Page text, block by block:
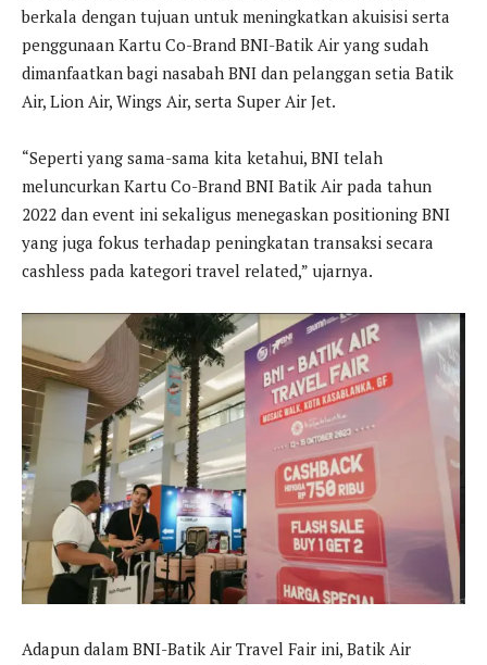
berkala dengan tujuan untuk meningkatkan akuisisi serta
penggunaan Kartu Co-Brand BNI-Batik Air yang sudah
dimanfaatkan bagi nasabah BNI dan pelanggan setia Batik
Air, Lion Air, Wings Air, serta Super Air Jet.
“Seperti yang sama-sama kita ketahui, BNI telah
meluncurkan Kartu Co-Brand BNI Batik Air pada tahun
2022 dan event ini sekaligus menegaskan positioning BNI
yang juga fokus terhadap peningkatan transaksi secara
cashless pada kategori travel related,” ujarnya.
Adapun dalam BNI-Batik Air Travel Fair ini, Batik Air